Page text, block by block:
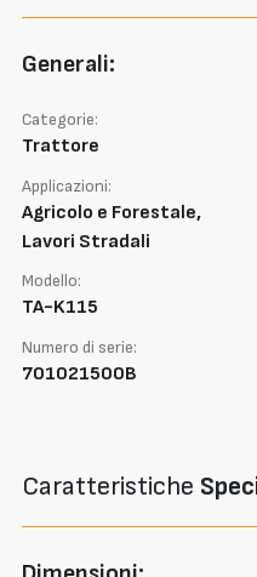
Generali:
Categorie:
Trattore
Applicazioni:
Agricolo e Forestale,
Lavori Stradali
Modello:
TA-K115
Numero di serie:
701021500B
Caratteristiche